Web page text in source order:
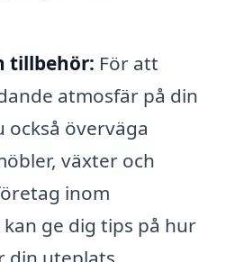
tillbehör: För att
atmosfär på din
också överväga
växter och
inom
ge dig tips på hur